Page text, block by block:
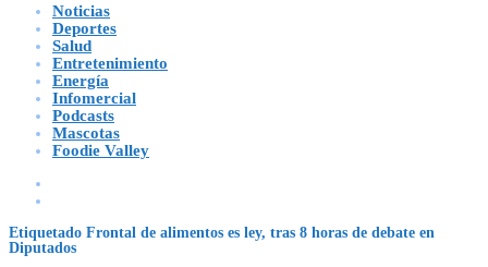
Noticias
Deportes
Salud
Entretenimiento
Energía
Infomercial
Podcasts
Mascotas
Foodie Valley
Etiquetado Frontal de alimentos es ley, tras 8 horas de debate en
Diputados